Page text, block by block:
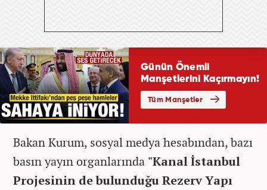
Bakan Kurum, sosyal medya hesabından, bazı
basın yayın organlarında "Kanal İstanbul
Projesinin de bulunduğu Rezerv Yapı